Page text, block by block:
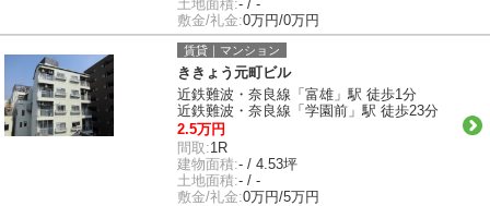
土地面積:- / -
敷金/礼金:0万円/0万円
賃貸｜マンション
ききょう元町ビル
近鉄難波・奈良線「富雄」駅 徒歩1分
近鉄難波・奈良線「学園前」駅 徒歩23分
2.5万円
間取:1R
建物面積:- / 4.53坪
土地面積:- / -
敷金/礼金:0万円/5万円